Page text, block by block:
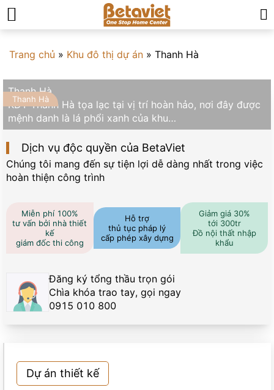
Trang chủ » Khu đô thị dự án » Thanh Hà
Thanh Hà
Thanh Hà
KĐT Thanh Hà tọa lạc tại vị trí hoàn hảo, nơi đây được
mệnh danh là lá phổi xanh của khu…
Dịch vụ độc quyền của BetaViet
Chúng tôi mang đến sự tiện lợi dễ dàng nhất trong việc
hoàn thiện công trình
Miễn phí 100%
tư vấn bởi nhà thiết
kế
giám đốc thi công
Hỗ trợ
thủ tục pháp lý
cấp phép xây dựng
Giảm giá 30%
tới 300tr
Đồ nội thất nhập
khẩu
Đăng ký tổng thầu trọn gói
Chìa khóa trao tay, gọi ngay
0915 010 800
Dự án thiết kế